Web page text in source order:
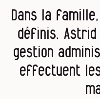
Dans la
définis. Astrid
gestion
effectuent